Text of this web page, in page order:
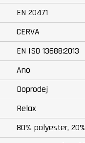
EN 20471
CERVA
EN ISO 13688:2013
Ano
Doprodej
Relax
80% polyester,